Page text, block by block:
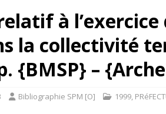
à l’exercice
la collectivité
{BMSP} –
Bibliographie SPM [O] 1999,